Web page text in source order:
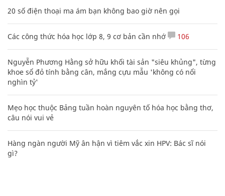
20 số điện thoại ma ám bạn không bao giờ nên gọi
Các công thức hóa học lớp 8, 9 cơ bản cần nhớ 106
Nguyễn Phương Hằng sở hữu khối tài sản "siêu khủng", từng
khoe sổ đỏ tính bằng cân, mắng cựu mẫu 'không có nổi
nghìn tỷ'
Mẹo học thuộc Bảng tuần hoàn nguyên tố hóa học bằng thơ,
câu nói vui vẻ
Hàng ngàn người Mỹ ân hận vì tiêm vắc xin HPV: Bác sĩ nói
gì?